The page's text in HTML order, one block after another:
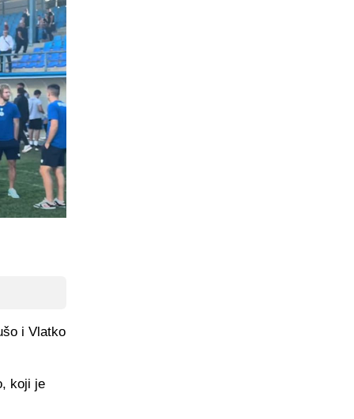
i Vlatko
koji je